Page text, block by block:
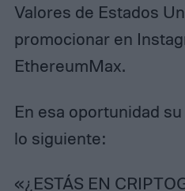
Valores de Estados
promocionar en
EthereumMax.
En esa oportunidad
lo siguiente:
«¿ESTÁS EN